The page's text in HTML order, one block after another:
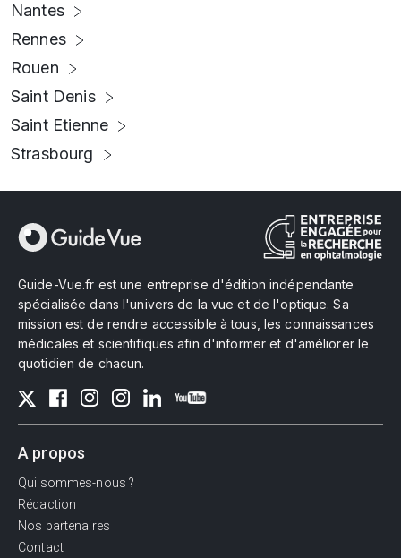
Nantes
Rennes
Rouen
Saint Denis
Saint Etienne
Strasbourg
Guide-Vue.fr est une entreprise d'édition indépendante
spécialisée dans l'univers de la vue et de l'optique. Sa
mission est de rendre accessible à tous, les connaissances
médicales et scientifiques afin d'informer et d'améliorer le
quotidien de chacun.
A propos
Qui sommes-nous ?
Rédaction
Nos partenaires
Contact